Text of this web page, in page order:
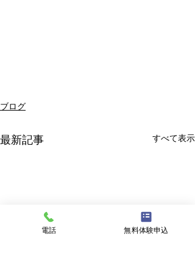
ブログ
最新記事 すべて表示
電話 無料体験申込